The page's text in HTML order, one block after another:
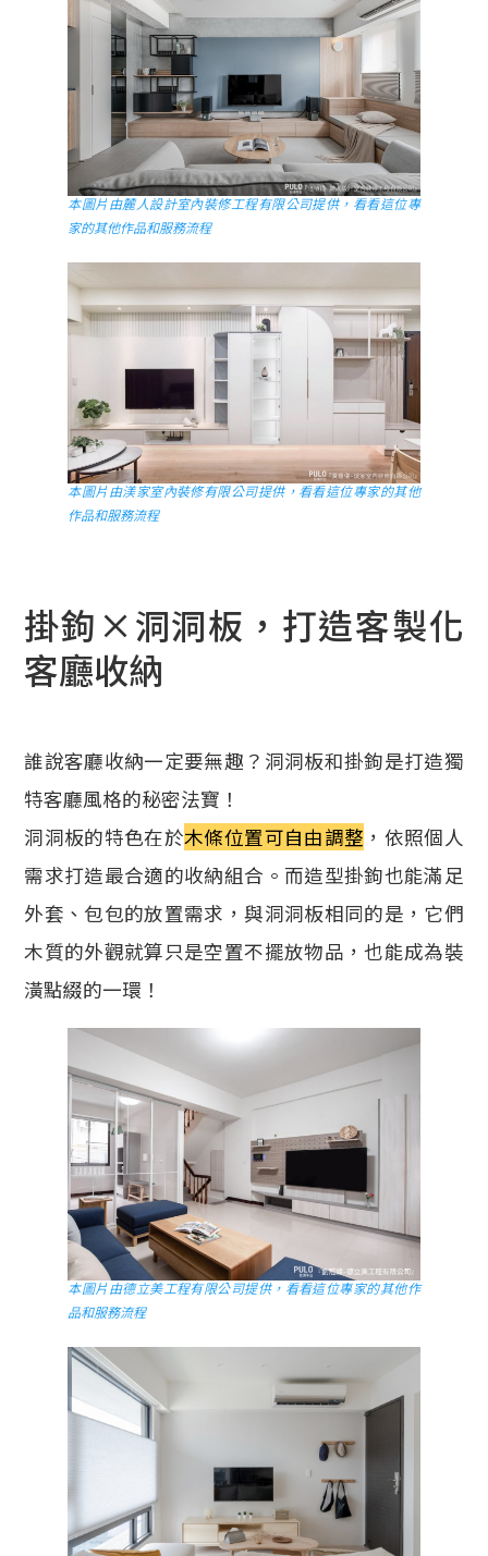
本圖片由麓人設計室內裝修工程有限公司提供，看看這位專
家的其他作品和服務流程
本圖片由渼家室內裝修有限公司提供，看看這位專家的其他
作品和服務流程
掛鉤×洞洞板，打造客製化
客廳收納
誰說客廳收納一定要無趣？洞洞板和掛鉤是打造獨
特客廳風格的秘密法寶！
洞洞板的特色在於木條位置可自由調整 ，依照個人
需求打造最合適的收納組合。而造型掛鉤也能滿足
外套、包包的放置需求，與洞洞板相同的是，它們
木質的外觀就算只是空置不擺放物品，也能成為裝
潢點綴的一環！
本圖片由德立美工程有限公司提供，看看這位專家的其他作
品和服務流程